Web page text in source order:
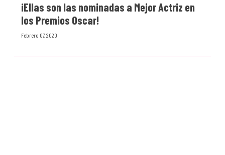
¡Ellas son las nominadas a Mejor Actriz en
los Premios Oscar!
Febrero 07, 2020